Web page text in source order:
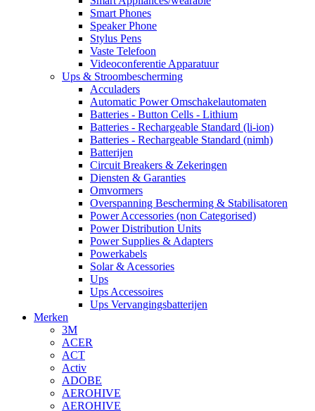
Smart Phones
Speaker Phone
Stylus Pens
Vaste Telefoon
Videoconferentie Apparatuur
Ups & Stroombescherming
Acculaders
Automatic Power Omschakelautomaten
Batteries - Button Cells - Lithium
Batteries - Rechargeable Standard (li-ion)
Batteries - Rechargeable Standard (nimh)
Batterijen
Circuit Breakers & Zekeringen
Diensten & Garanties
Omvormers
Overspanning Bescherming & Stabilisatoren
Power Accessories (non Categorised)
Power Distribution Units
Power Supplies & Adapters
Powerkabels
Solar & Acessories
Ups
Ups Accessoires
Ups Vervangingsbatterijen
Merken
3M
ACER
ACT
Activ
ADOBE
AEROHIVE
AEROHIVE